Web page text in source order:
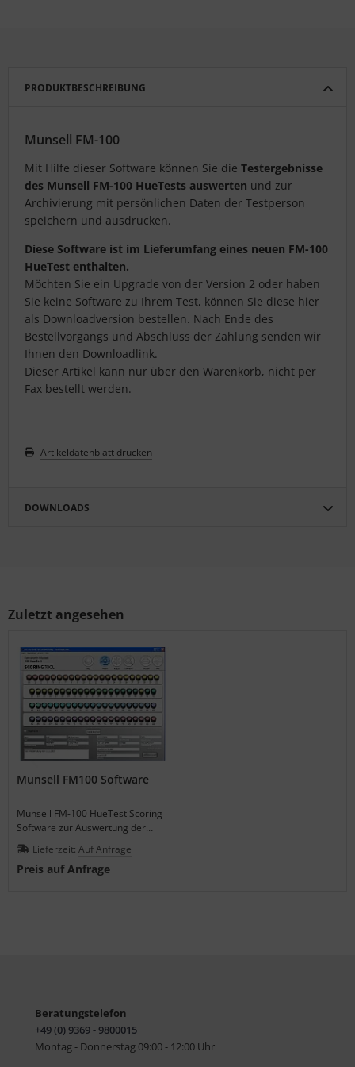
PRODUKTBESCHREIBUNG
Munsell FM-100
Mit Hilfe dieser Software können Sie die Testergebnisse
des Munsell FM-100 HueTests auswerten und zur
Archivierung mit persönlichen Daten der Testperson
speichern und ausdrucken.
Diese Software ist im Lieferumfang eines neuen FM-100
HueTest enthalten.
Möchten Sie ein Upgrade von der Version 2 oder haben
Sie keine Software zu Ihrem Test, können Sie diese hier
als Downloadversion bestellen. Nach Ende des
Bestellvorgangs und Abschluss der Zahlung senden wir
Ihnen den Downloadlink.
Dieser Artikel kann nur über den Warenkorb, nicht per
Fax bestellt werden.
Artikeldatenblatt drucken
DOWNLOADS
Zuletzt angesehen
Munsell FM100 Software
Munsell FM-100 HueTest Scoring
Software zur Auswertung der
Ergebnisse Ihrer Farbsehtests.
Lieferzeit: Auf Anfrage
Preis auf Anfrage
Beratungstelefon
+49 (0) 9369 - 9800015
Montag - Donnerstag 09:00 - 12:00 Uhr